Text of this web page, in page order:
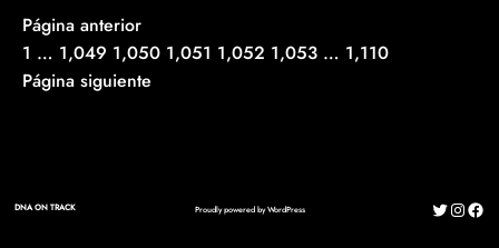
Página anterior
1 … 1,049 1,050 1,051 1,052 1,053 … 1,110
Página siguiente
DNA ON TRACK Proudly powered byWordPress Twitter